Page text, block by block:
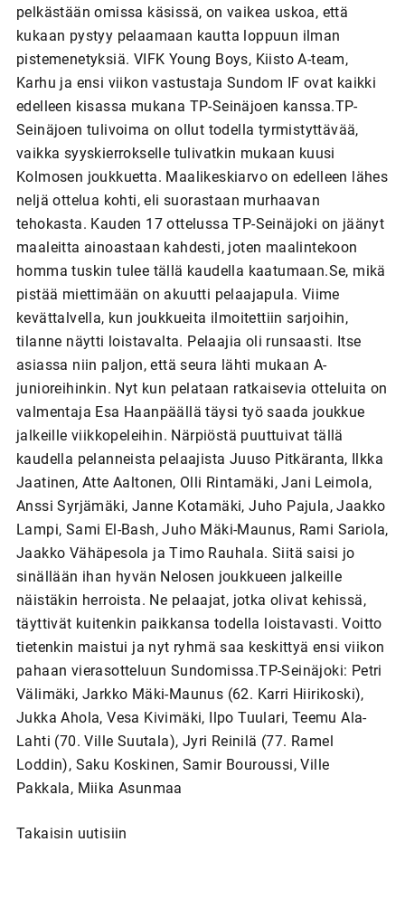
pelkästään omissa käsissä, on vaikea uskoa, että
kukaan pystyy pelaamaan kautta loppuun ilman
pistemenetyksiä. VIFK Young Boys, Kiisto A-team,
Karhu ja ensi viikon vastustaja Sundom IF ovat kaikki
edelleen kisassa mukana TP-Seinäjoen kanssa.TP-
Seinäjoen tulivoima on ollut todella tyrmistyttävää,
vaikka syyskierrokselle tulivatkin mukaan kuusi
Kolmosen joukkuetta. Maalikeskiarvo on edelleen lähes
neljä ottelua kohti, eli suorastaan murhaavan
tehokasta. Kauden 17 ottelussa TP-Seinäjoki on jäänyt
maaleitta ainoastaan kahdesti, joten maalintekoon
homma tuskin tulee tällä kaudella kaatumaan.Se, mikä
pistää miettimään on akuutti pelaajapula. Viime
kevättalvella, kun joukkueita ilmoitettiin sarjoihin,
tilanne näytti loistavalta. Pelaajia oli runsaasti. Itse
asiassa niin paljon, että seura lähti mukaan A-
junioreihinkin. Nyt kun pelataan ratkaisevia otteluita on
valmentaja Esa Haanpäällä täysi työ saada joukkue
jalkeille viikkopeleihin. Närpiöstä puuttuivat tällä
kaudella pelanneista pelaajista Juuso Pitkäranta, Ilkka
Jaatinen, Atte Aaltonen, Olli Rintamäki, Jani Leimola,
Anssi Syrjämäki, Janne Kotamäki, Juho Pajula, Jaakko
Lampi, Sami El-Bash, Juho Mäki-Maunus, Rami Sariola,
Jaakko Vähäpesola ja Timo Rauhala. Siitä saisi jo
sinällään ihan hyvän Nelosen joukkueen jalkeille
näistäkin herroista. Ne pelaajat, jotka olivat kehissä,
täyttivät kuitenkin paikkansa todella loistavasti. Voitto
tietenkin maistui ja nyt ryhmä saa keskittyä ensi viikon
pahaan vierasotteluun Sundomissa.TP-Seinäjoki: Petri
Välimäki, Jarkko Mäki-Maunus (62. Karri Hiirikoski),
Jukka Ahola, Vesa Kivimäki, Ilpo Tuulari, Teemu Ala-
Lahti (70. Ville Suutala), Jyri Reinilä (77. Ramel
Loddin), Saku Koskinen, Samir Bouroussi, Ville
Pakkala, Miika Asunmaa
Takaisin uutisiin